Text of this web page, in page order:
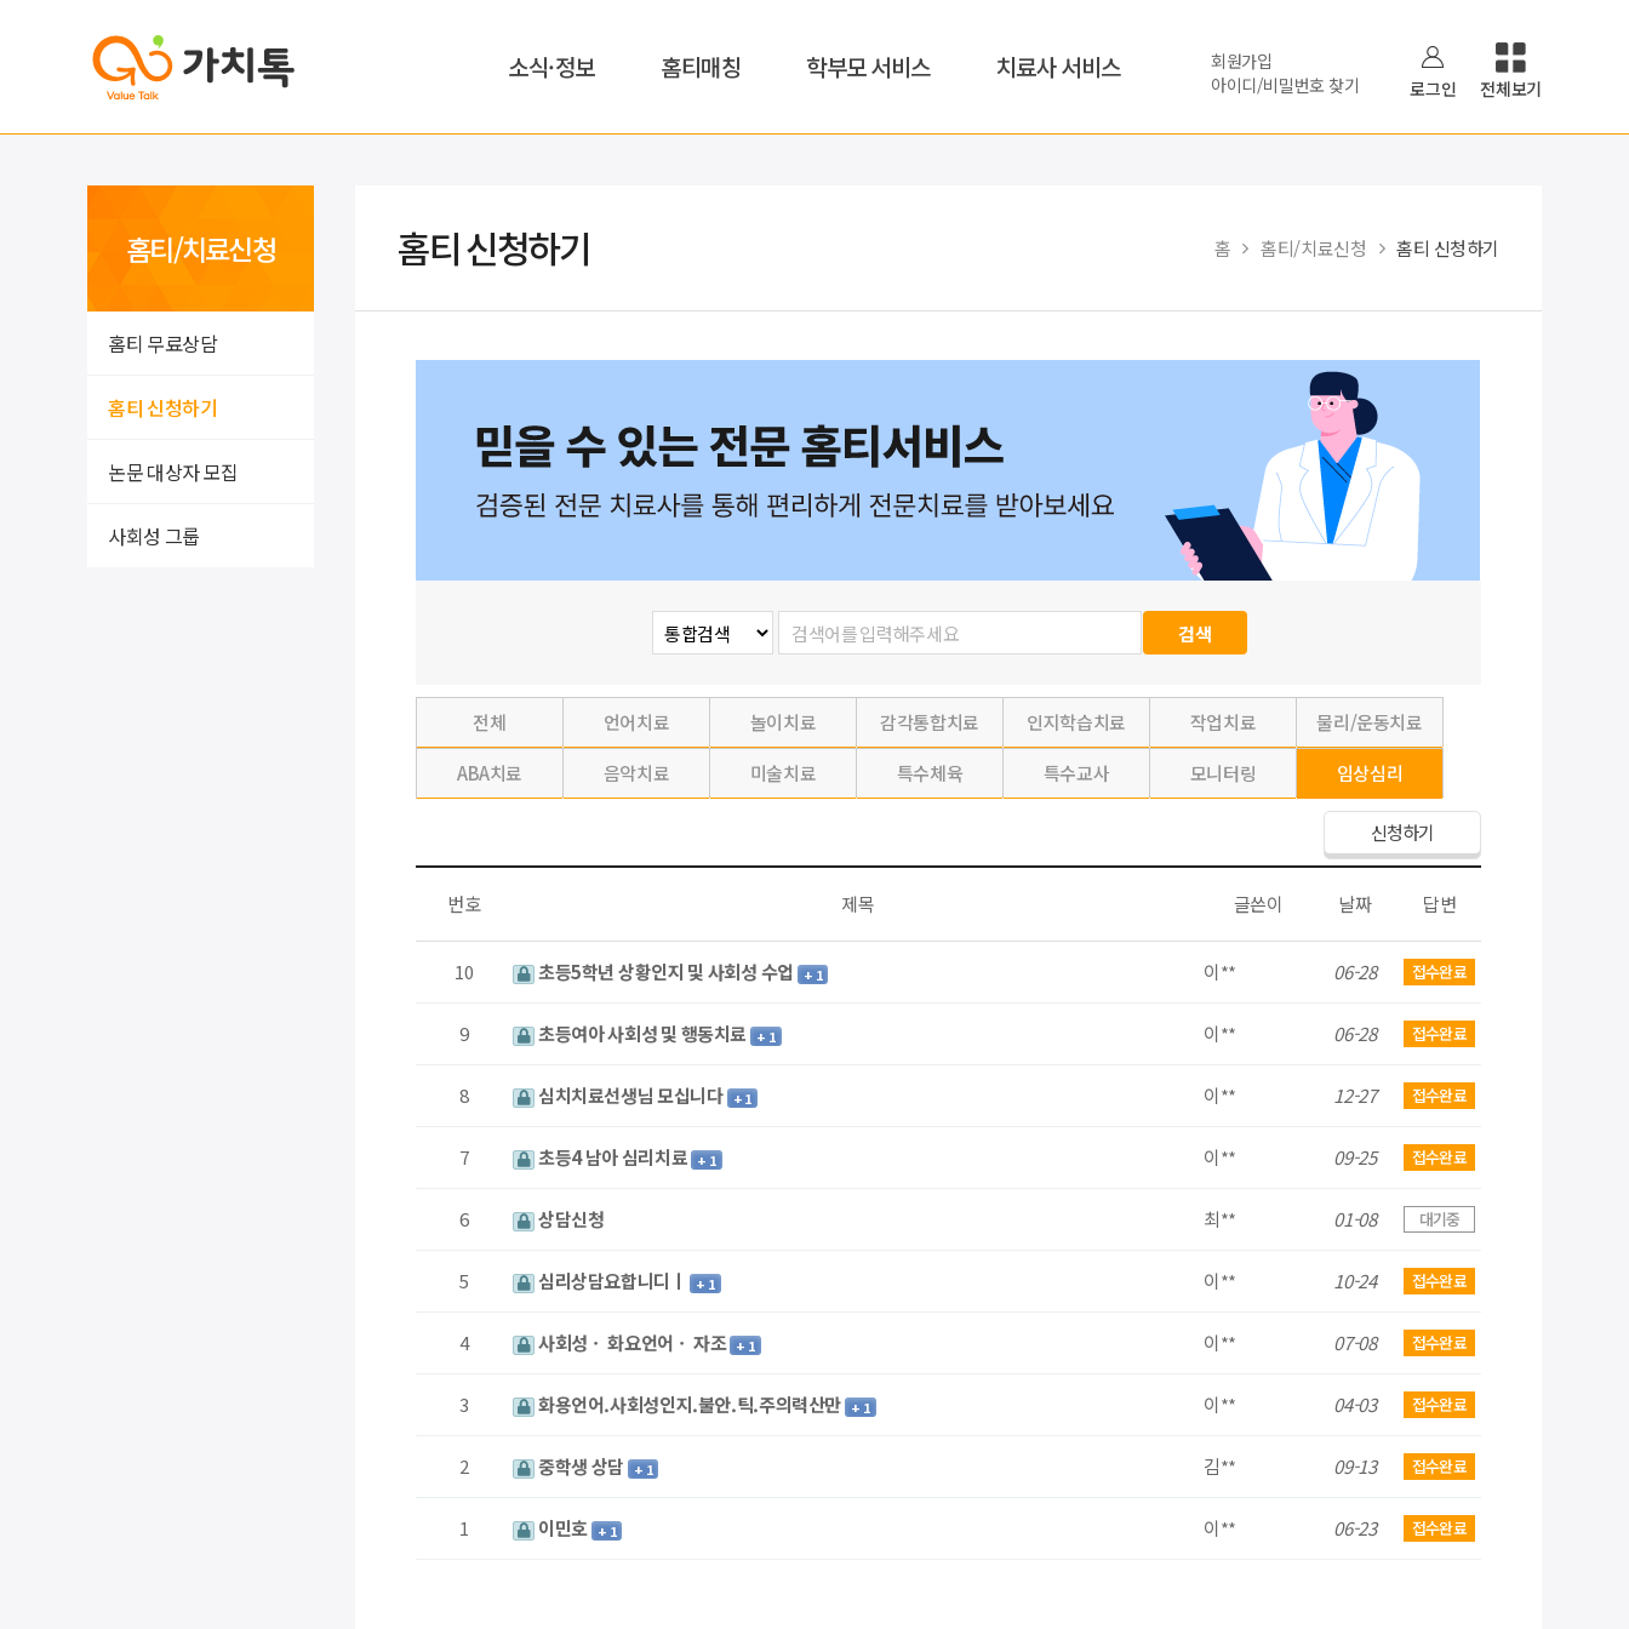
소식·정보 홈티매칭 학부모 서비스 치료사 서비스
회원가입
아이디/비밀번호 찾기
로그인 전체보기
홈티/치료신청
홈티 무료상담
홈티 신청하기
논문 대상자 모집
사회성 그룹
홈티 신청하기 홈 홈티/치료신청 홈티 신청하기
전체 언어치료 놀이치료 감각통합치료 인지학습치료 작업치료
물리/운동치료
ABA치료
음악치료 미술치료 특수체육 특수교사 모니터링 임상심리
신청하기
번호 제목 글쓴이 날짜 답변
10 초등5학년 상황인지 및 사회성 수업 + 1 이** 06-28 접수완료
9 초등여아 사회성 및 행동치료 + 1 이** 06-28 접수완료
8 심치치료선생님 모십니다 + 1 이** 12-27 접수완료
7 초등4 남아 심리치료 + 1 이** 09-25 접수완료
6 상담신청 최** 01-08 대기중
5 심리상담요합니디ㅣ + 1 이** 10-24 접수완료
4 사회성ㆍ 화요언어ㆍ 자조 + 1 이** 07-08 접수완료
3 화용언어.사회성인지.불안.틱.주의력산만 + 1 이** 04-03 접수완료
2 중학생 상담 + 1 김** 09-13 접수완료
1 이민호 + 1 이** 06-23 접수완료